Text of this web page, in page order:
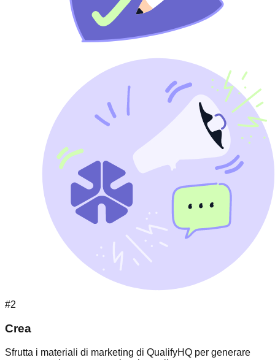
#2
Crea
Sfrutta i materiali di marketing di QualifyHQ per generare